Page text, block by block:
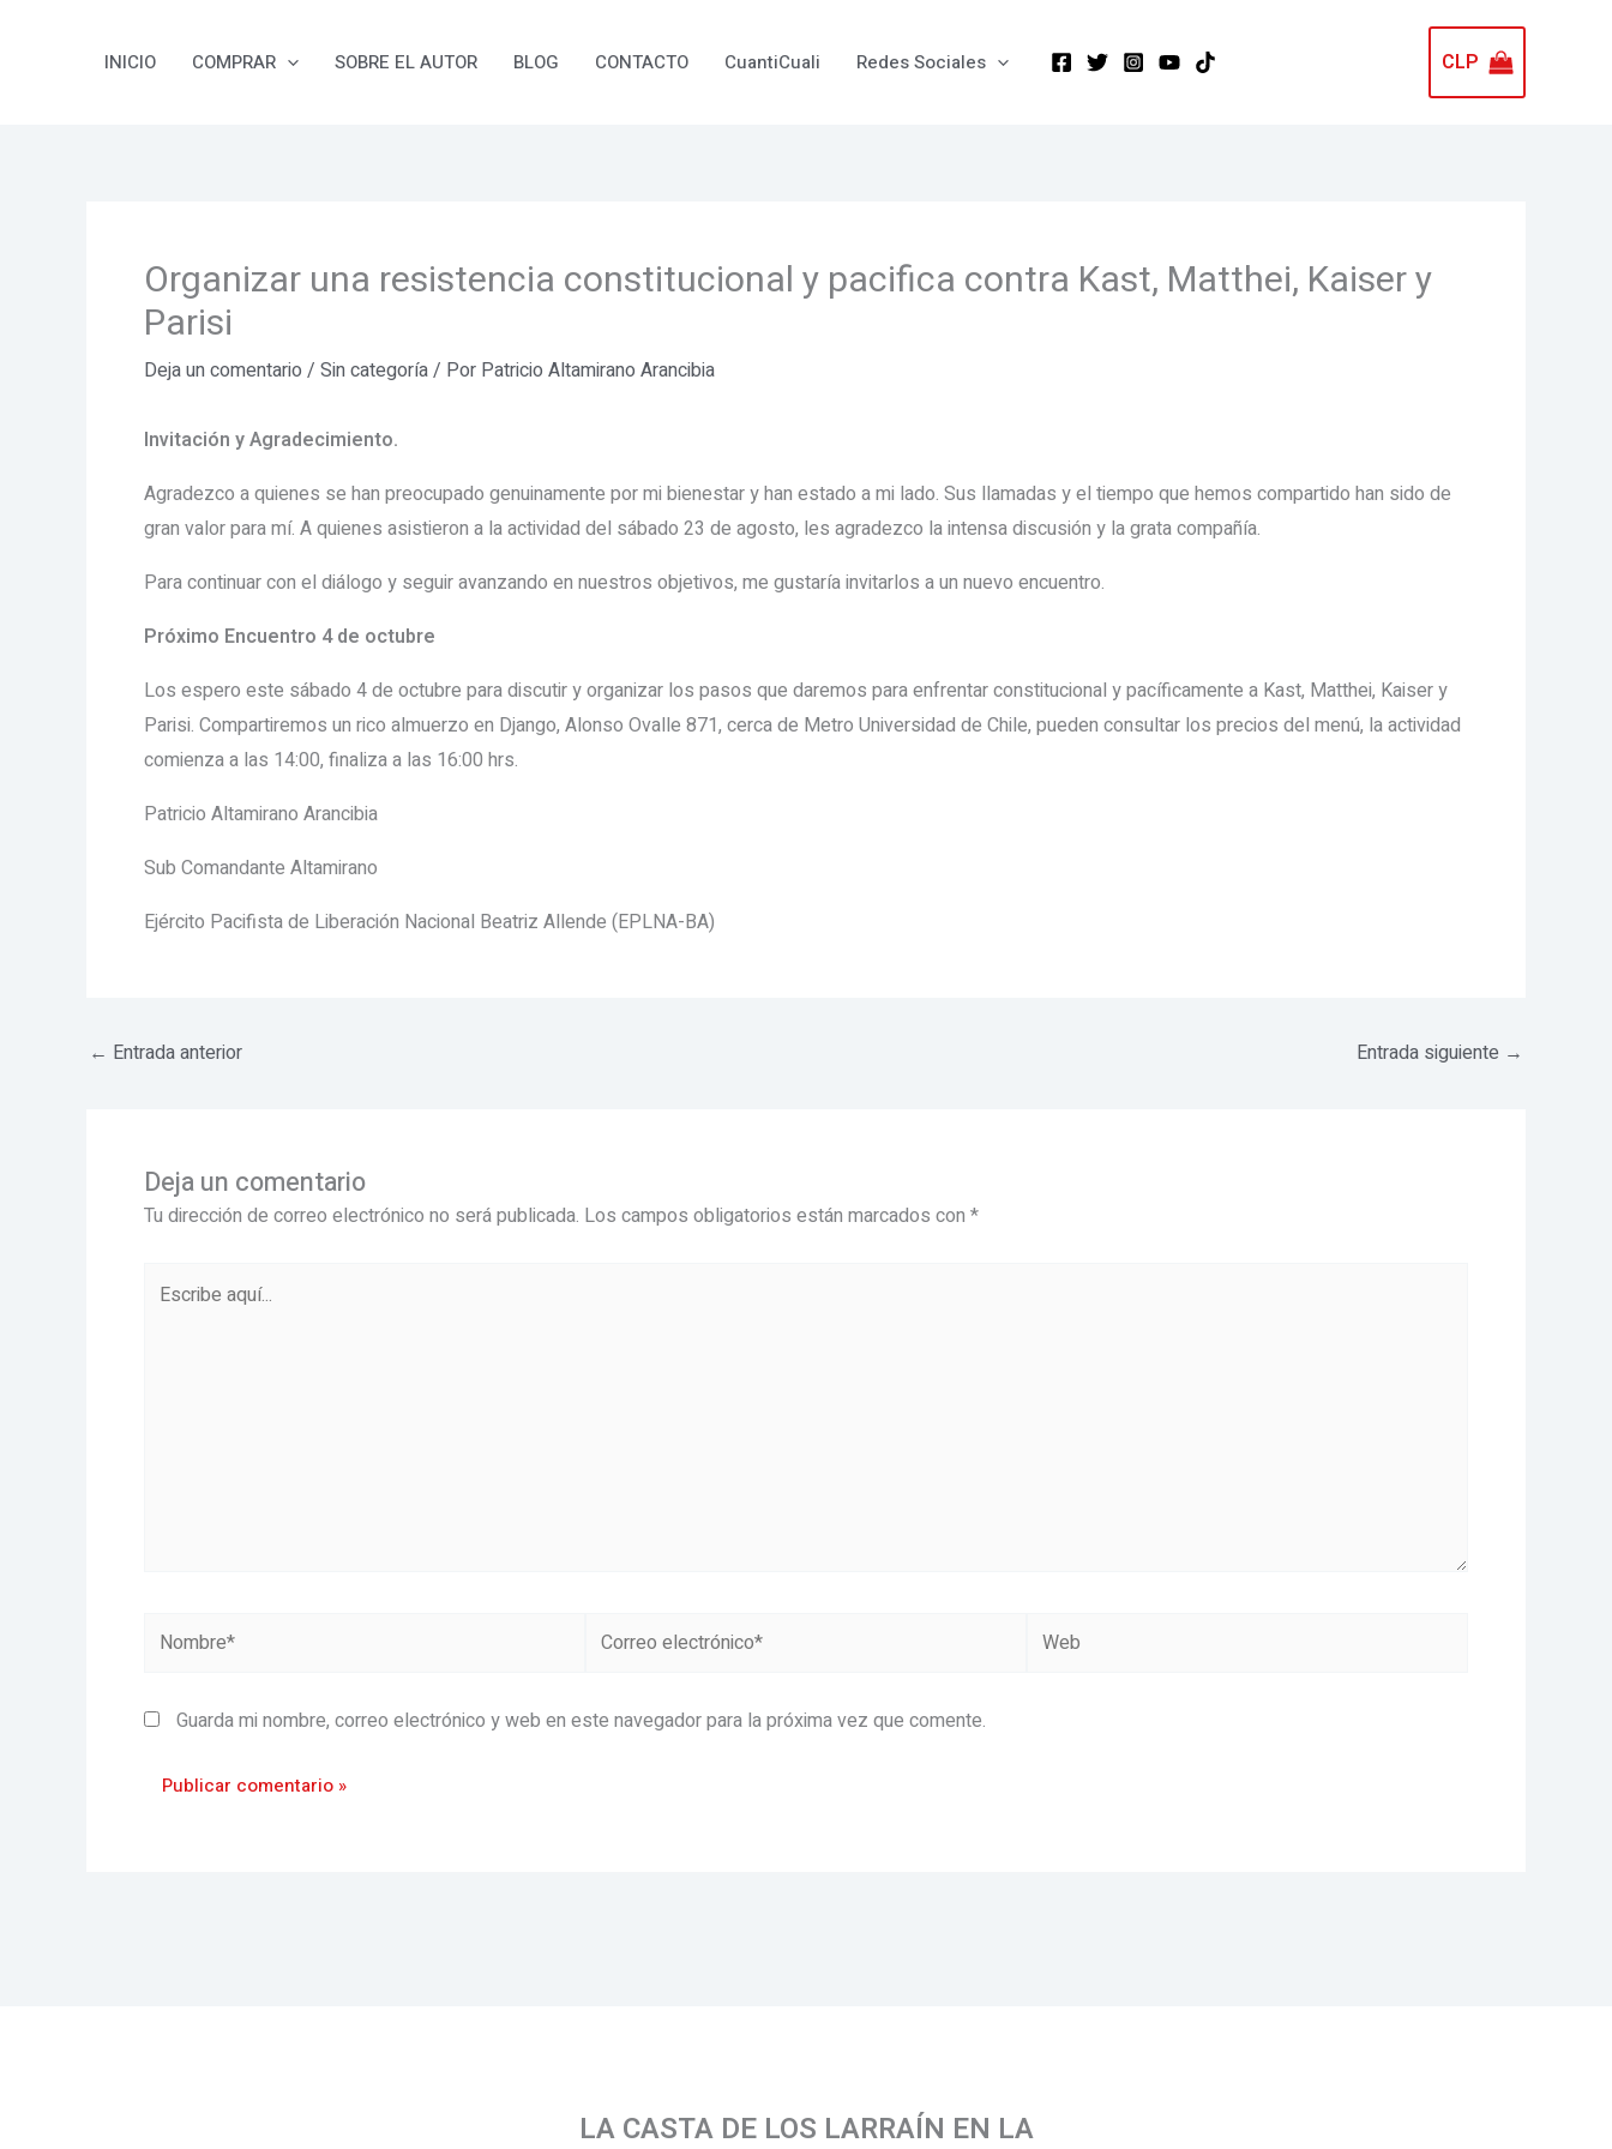
INICIO COMPRAR SOBRE EL AUTOR BLOG CONTACTO CuantiCuali Redes Sociales CLP
Organizar una resistencia constitucional y pacifica contra Kast, Matthei, Kaiser y
Parisi
Deja un comentario / Sin categoría/ Por Patricio Altamirano Arancibia
Invitación y Agradecimiento.
Agradezco a quienes se han preocupado genuinamente por mi bienestar y han estado a mi lado. Sus llamadas y el tiempo que hemos compartido han sido de
gran valor para mí. A quienes asistieron a la actividad del sábado 23 de agosto, les agradezco la intensa discusión y la grata compañía.
Paracontinuar con el diálogo y seguir avanzando en nuestros objetivos, me gustaría invitarlos a un nuevo encuentro.
Próximo Encuentro 4 de octubre
Los espero este sábado 4 de octubre para discutir y organizar los pasos que daremos para enfrentar constitucional y pacíficamente a Kast, Matthei, Kaiser y
Parisi. Compartiremos un rico almuerzo en Django, Alonso Ovalle 871, cerca de Metro Universidad de Chile, pueden consultar los precios del menú, la actividad
comienza a las 14:00, finaliza a las 16:00 hrs.
Patricio Altamirano Arancibia
Sub Comandante Altamirano
Ejército Pacifista de Liberación Nacional Beatriz Allende (EPLNA-BA)
← Entrada anterior Entrada siguiente →
Deja un comentario
Tu dirección de correo electrónico no será publicada. Los campos obligatorios están marcados con *
Nombre*
Correo
Web
Guarda mi nombre, correo electrónico y web en este navegador para la próxima vez que comente.
LA CASTA DE LOS LARRAÍN EN LA